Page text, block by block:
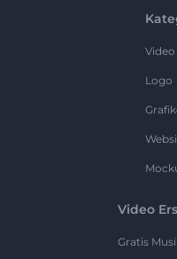
Video
Logo
Video
Gratis